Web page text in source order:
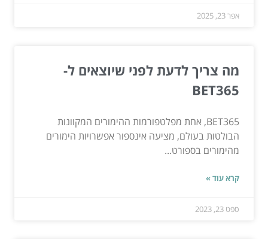
אפר 23, 2025
מה צריך לדעת לפני שיוצאים ל-
BET365
BET365, אחת מפלטפורמות ההימורים המקוונות
הבולטות בעולם, מציעה אינספור אפשרויות הימורים
מהימורים בספורט...
קרא עוד »
ספט 23, 2023